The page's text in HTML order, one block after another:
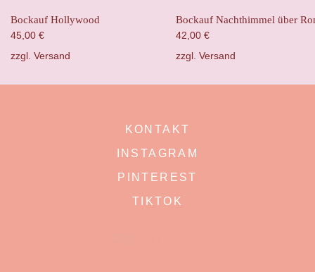
Bockauf Hollywood
45,00 €
zzgl. Versand
Bockauf Nachthimmel über
42,00 €
zzgl. Versand
KONTAKT
INSTAGRAM
PINTEREST
TIKTOK